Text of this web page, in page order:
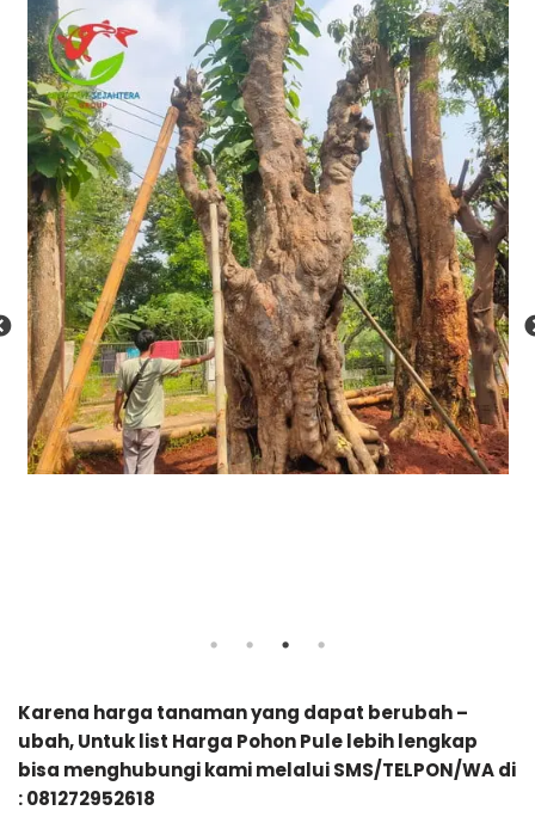
Karena harga tanaman yang dapat berubah –
ubah, Untuk list Harga Pohon Pule lebih lengkap
bisa menghubungi kami melalui SMS/TELPON/WA di
: 081272952618